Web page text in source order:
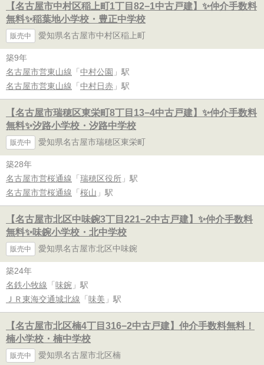
【名古屋市中村区稲上町1丁目82−1中古戸建】✨️仲介手数料
無料✨️稲葉地小学校・豊正中学校
販売中 愛知県名古屋市中村区稲上町
築9年
名古屋市営東山線 「 中村公園 」駅
名古屋市営東山線 「 中村日赤 」駅
【名古屋市瑞穂区東栄町8丁目13−4中古戸建】✨️仲介手数料
無料✨️汐路小学校・汐路中学校
販売中 愛知県名古屋市瑞穂区東栄町
築28年
名古屋市営桜通線 「 瑞穂区役所 」駅
名古屋市営桜通線 「 桜山 」駅
【名古屋市北区中味鋺3丁目221−2中古戸建】✨️仲介手数料
無料✨️味鋺小学校・北中学校
販売中 愛知県名古屋市北区中味鋺
築24年
名鉄小牧線 「 味鋺 」駅
ＪＲ東海交通城北線 「 味美 」駅
【名古屋市北区楠4丁目316−2中古戸建】仲介手数料無料！
楠小学校・楠中学校
販売中 愛知県名古屋市北区楠